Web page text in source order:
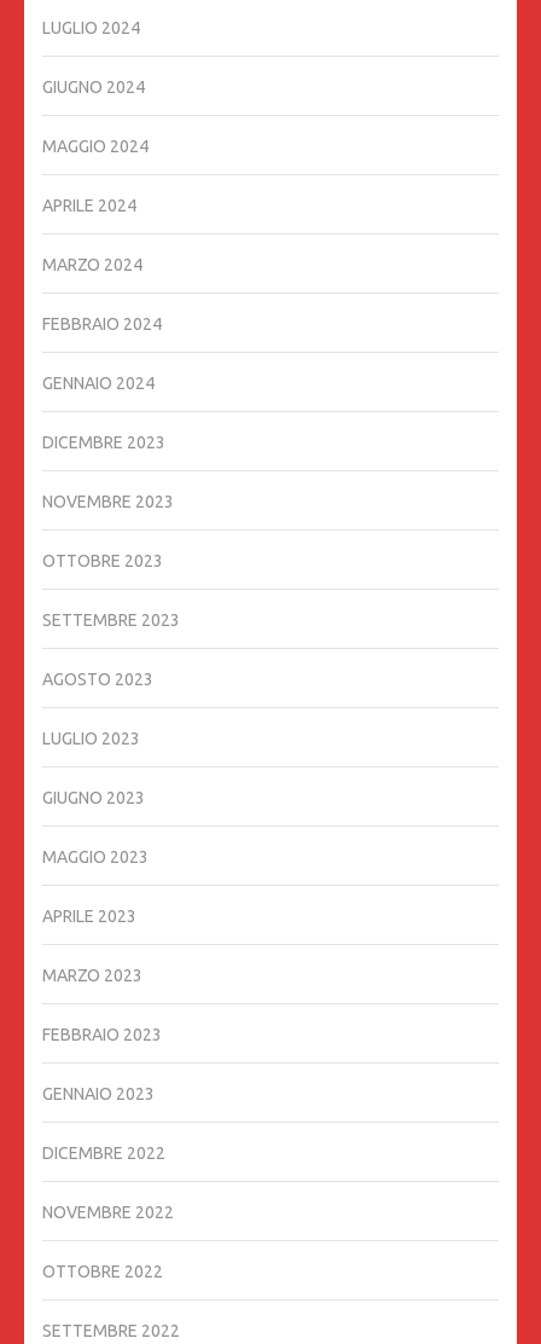
LUGLIO 2024
GIUGNO 2024
MAGGIO 2024
APRILE 2024
MARZO 2024
FEBBRAIO 2024
GENNAIO 2024
DICEMBRE 2023
NOVEMBRE 2023
OTTOBRE 2023
SETTEMBRE 2023
AGOSTO 2023
LUGLIO 2023
GIUGNO 2023
MAGGIO 2023
APRILE 2023
MARZO 2023
FEBBRAIO 2023
GENNAIO 2023
DICEMBRE 2022
NOVEMBRE 2022
OTTOBRE 2022
SETTEMBRE 2022